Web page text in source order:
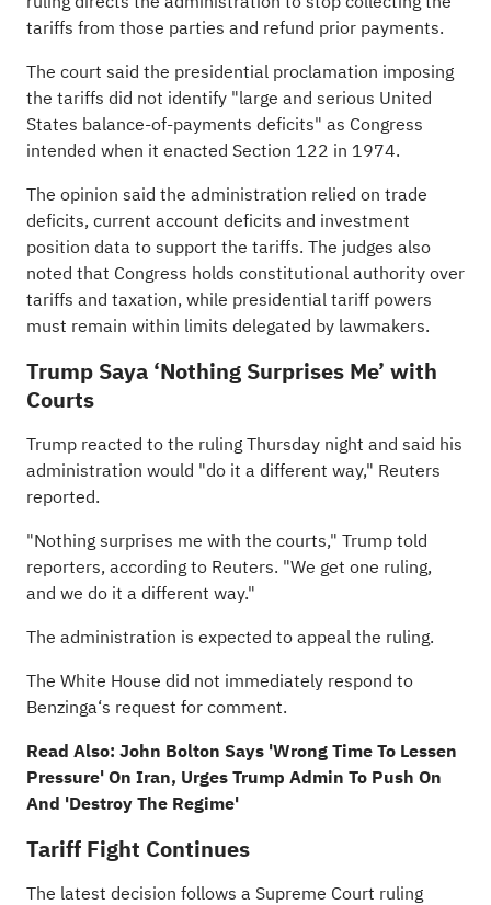
tariffs from those parties and refund prior payments.
The court said the presidential proclamation imposing
the tariffs did not identify "large and serious United
States balance-of-payments deficits" as Congress
intended when it enacted Section 122 in 1974.
The opinion said the administration relied on trade
deficits, current account deficits and investment
position data to support the tariffs. The judges also
noted that Congress holds constitutional authority over
tariffs and taxation, while presidential tariff powers
must remain within limits delegated by lawmakers.
Trump Saya ‘Nothing Surprises Me’ with
Courts
Trump reacted to the ruling Thursday night and said his
administration would "do it a different way," Reuters
reported.
"Nothing surprises me with the courts," Trump told
reporters, according to Reuters. "We get one ruling,
and we do it a different way."
The administration is expected to appeal the ruling.
The White House did not immediately respond to
Benzinga‘s request for comment.
Read Also: John Bolton Says 'Wrong Time To Lessen
Pressure' On Iran, Urges Trump Admin To Push On
And 'Destroy The Regime'
Tariff Fight Continues
The latest decision follows a Supreme Court ruling